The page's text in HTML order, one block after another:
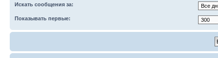
Искать сообщения за:
Показывать первые: